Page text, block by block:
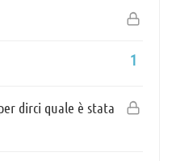
1
dirci quale è stata